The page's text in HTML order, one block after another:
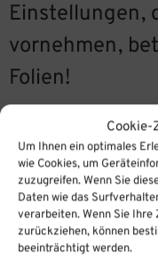
Cookie-
Um Ihnen ein optimales
wie Cookies, um
zuzugreifen. Wenn Sie
Daten wie das
verarbeiten. Wenn Sie
zurückziehen, können
beeinträchtigt werden.
Einstellungen,
vornehmen,
Folien!
Wollen Sie
des Audios für
Sie das in
schon die
PowerPoint